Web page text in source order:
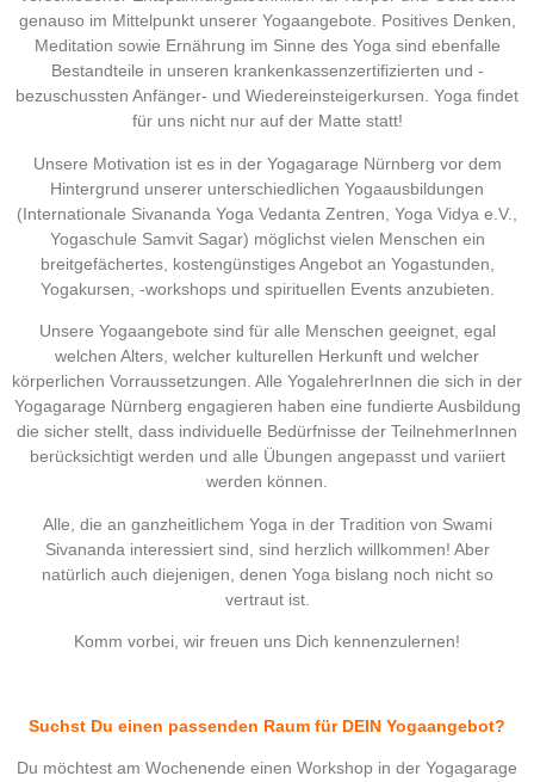
genauso im Mittelpunkt unserer Yogaangebote. Positives Denken,
Meditation sowie Ernährung im Sinne des Yoga sind ebenfalle
Bestandteile in unseren krankenkassenzertifizierten und -
bezuschussten Anfänger- und Wiedereinsteigerkursen. Yoga findet
für uns nicht nur auf der Matte statt!
Unsere Motivation ist es in der Yogagarage Nürnberg vor dem
Hintergrund unserer unterschiedlichen Yogaausbildungen
(Internationale Sivananda Yoga Vedanta Zentren, Yoga Vidya e.V.,
Yogaschule Samvit Sagar) möglichst vielen Menschen ein
breitgefächertes, kostengünstiges Angebot an Yogastunden,
Yogakursen, -workshops und spirituellen Events anzubieten.
Unsere Yogaangebote sind für alle Menschen geeignet, egal
welchen Alters, welcher kulturellen Herkunft und welcher
körperlichen Vorraussetzungen. Alle YogalehrerInnen die sich in der
Yogagarage Nürnberg engagieren haben eine fundierte Ausbildung
die sicher stellt, dass individuelle Bedürfnisse der TeilnehmerInnen
berücksichtigt werden und alle Übungen angepasst und variiert
werden können.
Alle, die an ganzheitlichem Yoga in der Tradition von Swami
Sivananda interessiert sind, sind herzlich willkommen! Aber
natürlich auch diejenigen, denen Yoga bislang noch nicht so
vertraut ist.
Komm vorbei, wir freuen uns Dich kennenzulernen!
Suchst Du einen passenden Raum für DEIN Yogaangebot?
Du möchtest am Wochenende einen Workshop in der Yogagarage